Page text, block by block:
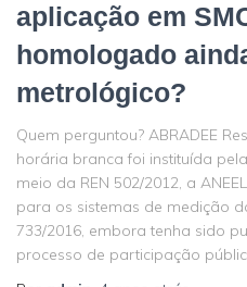
aplicação em
homologado
metrológico?
Quem perguntou? ABRADEE
horária branca foi instituída
meio da REN 502/2012, a
para os sistemas de medição
733/2016, embora tenha sido
processo de participação